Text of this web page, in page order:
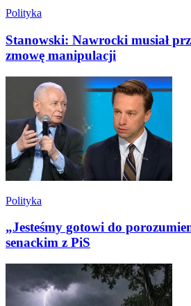
Polityka
Stanowski: Nawrocki musiał
zmowę manipulacji
Polityka
„Jesteśmy gotowi do
senackim z PiS